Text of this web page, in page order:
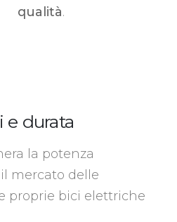
qualità.
e durata
la potenza
mercato delle
proprie bici elettriche